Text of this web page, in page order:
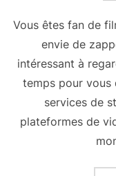
Vous êtes fan de
envie de
intéressant à
temps pour vous
services de
plateformes de